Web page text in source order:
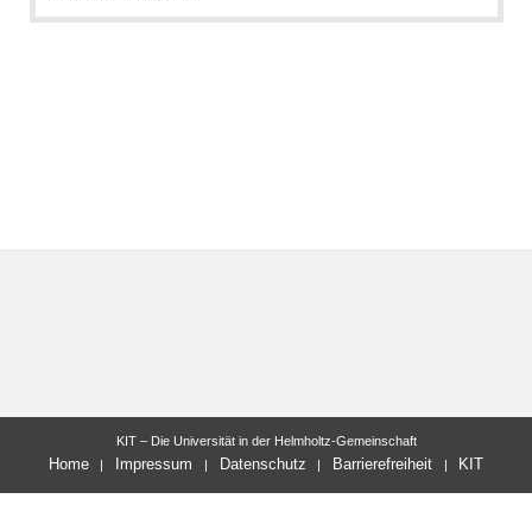
KIT – Die Universität in der Helmholtz-Gemeinschaft
Home Impressum Datenschutz Barrierefreiheit KIT